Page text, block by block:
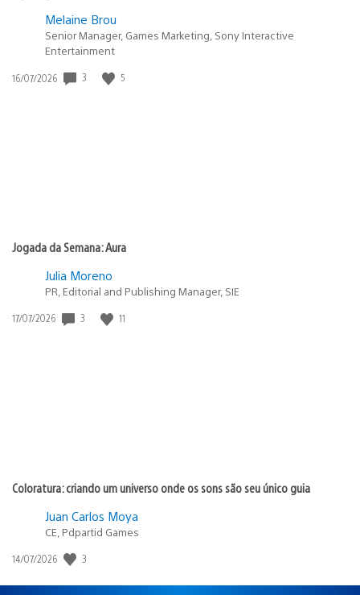
Melaine Brou
Senior Manager, Games Marketing, Sony Interactive
Entertainment
Data
16/07/2026 3 5
Jogada da Semana: Aura
Julia Moreno
PR, Editorial and Publishing Manager, SIE
Data
17/07/2026 3 11
Coloratura: criando um universo onde os sons são seu único guia
Juan Carlos Moya
CE, Pdpartid Games
Data
publicação:
14/07/2026 3